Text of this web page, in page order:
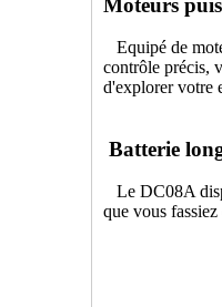
Moteurs
Equipé de
contrôle précis,
d'explorer votre
Batterie
Le DC08A
que vous